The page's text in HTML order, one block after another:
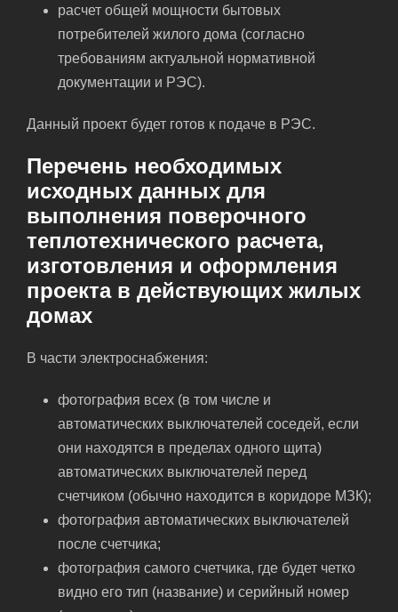
расчет общей мощности бытовых
потребителей жилого дома (согласно
требованиям актуальной нормативной
документации и РЭС).
Данный проект будет готов к подаче в РЭС.
Перечень необходимых
исходных данных для
выполнения поверочного
теплотехнического расчета,
изготовления и оформления
проекта в действующих жилых
домах
В части электроснабжения:
фотография всех (в том числе и
автоматических выключателей соседей, если
они находятся в пределах одного щита)
автоматических выключателей перед
счетчиком (обычно находится в коридоре МЗК);
фотография автоматических выключателей
после счетчика;
фотография самого счетчика, где будет четко
видно его тип (название) и серийный номер